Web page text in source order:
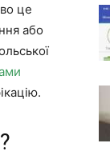
це
або